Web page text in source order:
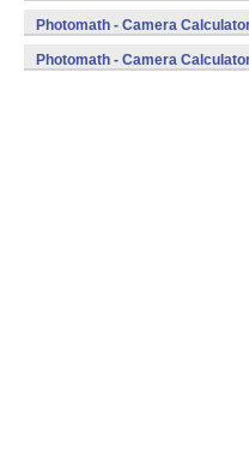
Photomath - Camera
Photomath - Camera